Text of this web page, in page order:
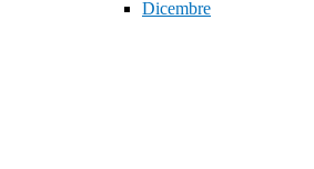
Dicembre